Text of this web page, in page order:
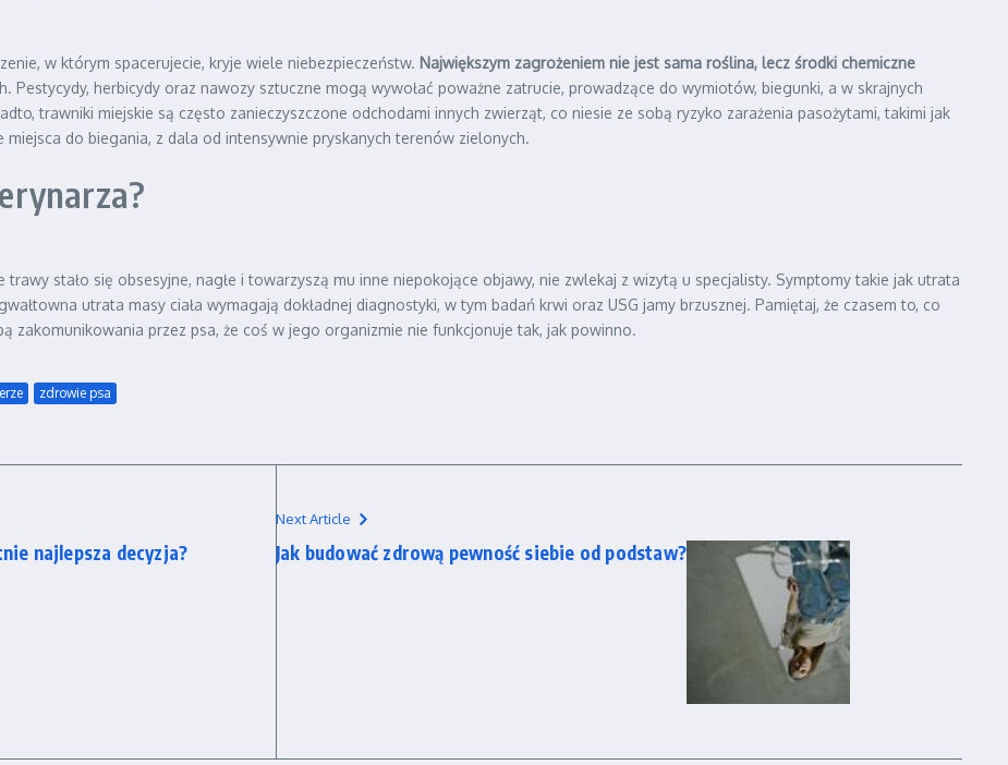
w którym spacerujecie, kryje wiele niebezpieczeństw. Największym zagrożeniem nie jest sama roślina, lecz środki chemiczne
herbicydy oraz nawozy sztuczne mogą wywołać poważne zatrucie, prowadzące do wymiotów, biegunki, a w skrajnych
trawniki miejskie są często zanieczyszczone odchodami innych zwierząt, co niesie ze sobą ryzyko zarażenia pasożytami, takimi jak
do biegania, z dala od intensywnie pryskanych terenów zielonych.
stało się obsesyjne, nagłe i towarzyszą mu inne niepokojące objawy, nie zwlekaj z wizytą u specjalisty. Symptomy takie jak utrata
utrata masy ciała wymagają dokładnej diagnostyki, w tym badań krwi oraz USG jamy brzusznej. Pamiętaj, że czasem to, co
zakomunikowania przez psa, że coś w jego organizmie nie funkcjonuje tak, jak powinno.
zdrowie psa
najlepsza decyzja?
Next Article
Jak budować zdrową pewność siebie od podstaw?